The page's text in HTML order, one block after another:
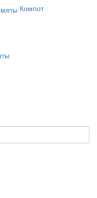
Компот